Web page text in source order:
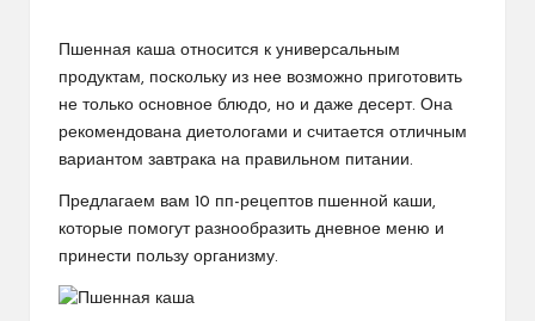
Пшенная каша относится к универсальным
продуктам, поскольку из нее возможно приготовить
не только основное блюдо, но и даже десерт. Она
рекомендована диетологами и считается отличным
вариантом завтрака на правильном питании.
Предлагаем вам 10 пп-рецептов пшенной каши,
которые помогут разнообразить дневное меню и
принести пользу организму.